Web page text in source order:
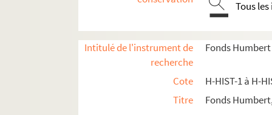
Tous
Intitulé de l'instrument de
recherche
Fonds
Cote
H-HIST-1 à H-
Titre
Fonds
H-HIST-1. Culte de Notre-Dame de la Treille
H-HIST-2. Œuvres philanthropiques
H-HIST-3. Université catholique
H-HIST-4. Enseignement